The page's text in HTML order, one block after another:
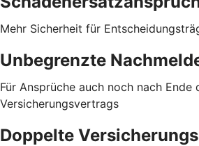
Mehr Sicherheit für
Unbegrenzte
Für Ansprüche auch noch nach Ende
Versicherungsvertrags
Doppelte